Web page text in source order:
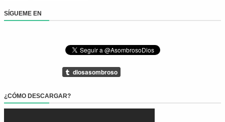
SÍGUEME EN
¿CÓMO DESCARGAR?